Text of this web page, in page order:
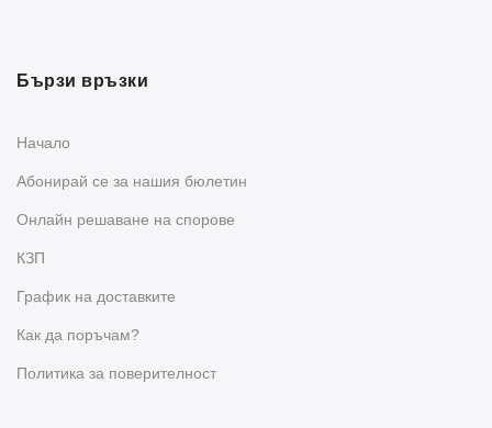
Бързи връзки
Начало
Абонирай се за нашия бюлетин
Oнлайн решаване на спорове
КЗП
График на доставките
Как да поръчам?
Политика за поверителност